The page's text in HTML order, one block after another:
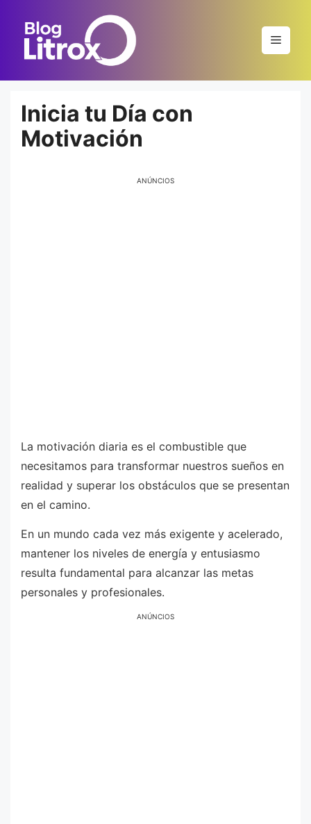
contenido
Menú
Inicia tu Día con
Motivación
ANÚNCIOS
La motivación diaria es el combustible que
necesitamos para transformar nuestros sueños en
realidad y superar los obstáculos que se presentan
en el camino.
En un mundo cada vez más exigente y acelerado,
mantener los niveles de energía y entusiasmo
resulta fundamental para alcanzar las metas
personales y profesionales.
ANÚNCIOS